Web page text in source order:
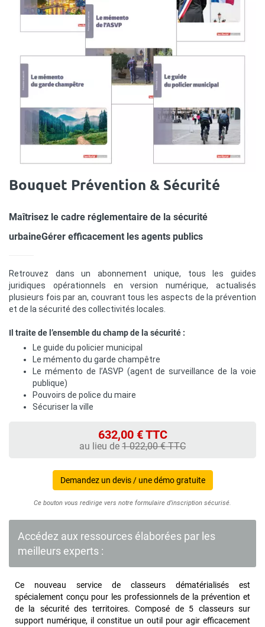
Bouquet Prévention & Sécurité
Maîtrisez le cadre réglementaire de la sécurité
urbaineGérer efficacement les agents publics
Retrouvez dans un abonnement unique, tous les guides
juridiques opérationnels en version numérique, actualisés
plusieurs fois par an, couvrant tous les aspects de la prévention
et de la sécurité des collectivités locales.
Il traite de l’ensemble du champ de la sécurité :
Le guide du policier municipal
Le mémento du garde champêtre
Le mémento de l’ASVP (agent de surveillance de la voie
publique)
Pouvoirs de police du maire
Sécuriser la ville
632,00 € TTC
au lieu de 1 022,00 € TTC
Demandez un devis / une démo gratuite
Ce bouton vous redirige vers notre formulaire d’inscription sécurisé.
Accédez aux ressources élaborées par les
meilleurs experts :
Ce nouveau service de classeurs dématérialisés est
spécialement conçu pour les professionnels de la prévention et
de la sécurité des territoires. Composé de 5 classeurs sur
support numérique, il constitue un outil pour agir efficacement